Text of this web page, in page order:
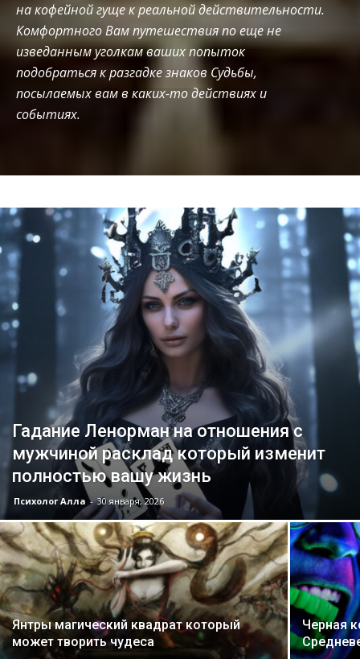
на кофейной гуще к реальной действительности.
Комфортного Вам путешествия по еще не
изведанным уголкам ваших попыток
подобраться к разгадке знаков Судьбы,
посылаемых вам в каких-то действиях и
событиях.
Гадание Ленорман на отношения с
мужчиной расклад который изменит
полностью вашу жизнь
Психолог Алла - 30 января, 2026
Янтры магический квадрат который
может творить чудеса
Черная